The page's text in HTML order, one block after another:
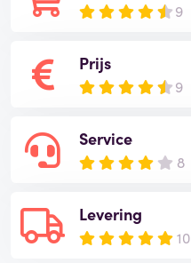
9
Prijs
9
Service
8
Levering
10